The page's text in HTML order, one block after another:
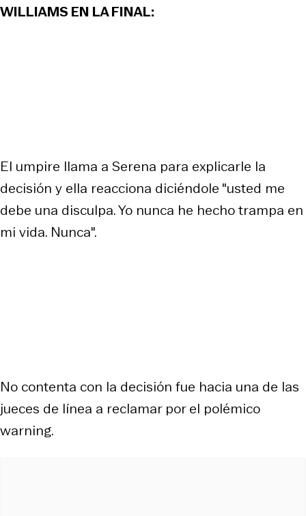
WILLIAMS EN LA FINAL:
El umpire llama a Serena para explicarle la
decisión y ella reacciona diciéndole "usted me
debe una disculpa. Yo nunca he hecho trampa en
mi vida. Nunca".
No contenta con la decisión fue hacia una de las
jueces de línea a reclamar por el polémico
warning.